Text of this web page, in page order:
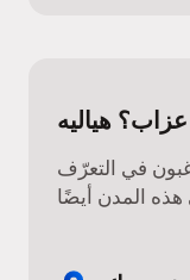
هياليه
في التعرّف